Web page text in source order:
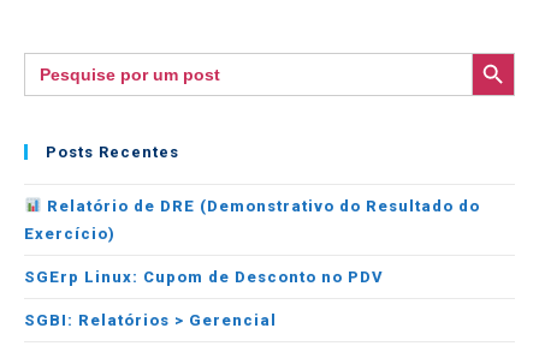
Search
for:
SEARCH BUTTON
Posts Recentes
Relatório de DRE (Demonstrativo do Resultado do
Exercício)
SGErp Linux: Cupom de Desconto no PDV
SGBI: Relatórios > Gerencial